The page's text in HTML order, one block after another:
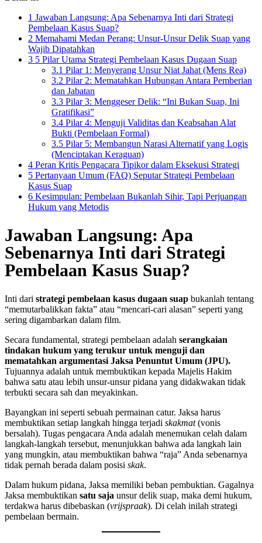
1 Jawaban Langsung: Apa Sebenarnya Inti dari Strategi
Pembelaan Kasus Suap?
2 Memahami Medan Perang: Unsur-Unsur Delik Suap yang
Wajib Dipatahkan
3 5 Pilar Utama Strategi Pembelaan Kasus Dugaan Suap
3.1 Pilar 1: Menyerang Unsur Niat Jahat (Mens Rea)
3.2 Pilar 2: Mematahkan Hubungan Antara Pemberian
dan Jabatan
3.3 Pilar 3: Menggeser Delik: “Ini Bukan Suap, Ini
Gratifikasi”
3.4 Pilar 4: Menguji Validitas dan Keabsahan Alat
Bukti (Pembelaan Formal)
3.5 Pilar 5: Membangun Narasi Alternatif yang Logis
(Menciptakan Keraguan)
4 Peran Kritis Pengacara Tipikor dalam Eksekusi Strategi
5 Pertanyaan Umum (FAQ) Seputar Strategi Pembelaan
Kasus Suap
6 Kesimpulan: Pembelaan Bukanlah Sihir, Tapi Perjuangan
Hukum yang Metodis
Jawaban Langsung: Apa
Sebenarnya Inti dari Strategi
Pembelaan Kasus Suap?
Inti dari strategi pembelaan kasus dugaan suap bukanlah tentang
“memutarbalikkan fakta” atau “mencari-cari alasan” seperti yang
sering digambarkan dalam film.
Secara fundamental, strategi pembelaan adalah serangkaian
tindakan hukum yang terukur untuk menguji dan
mematahkan argumentasi Jaksa Penuntut Umum (JPU).
Tujuannya adalah untuk membuktikan kepada Majelis Hakim
bahwa satu atau lebih unsur-unsur pidana yang didakwakan tidak
terbukti secara sah dan meyakinkan.
Bayangkan ini seperti sebuah permainan catur. Jaksa harus
membuktikan setiap langkah hingga terjadi skakmat(vonis
bersalah). Tugas pengacara Anda adalah menemukan celah dalam
langkah-langkah tersebut, menunjukkan bahwa ada langkah lain
yang mungkin, atau membuktikan bahwa “raja” Anda sebenarnya
tidak pernah berada dalam posisi skak.
Dalam hukum pidana, Jaksa memiliki beban pembuktian. Gagalnya
Jaksa membuktikan satu saja unsur delik suap, maka demi hukum,
terdakwa harus dibebaskan (vrijspraak). Di celah inilah strategi
pembelaan bermain.